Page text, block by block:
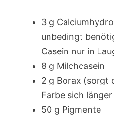
3 g
unbedingt
Casein nur in
8 g Milchcasein
2 g Borax (sorgt
Farbe sich
50 g Pigmente